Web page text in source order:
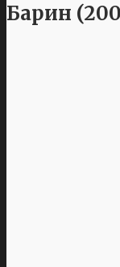
Барин